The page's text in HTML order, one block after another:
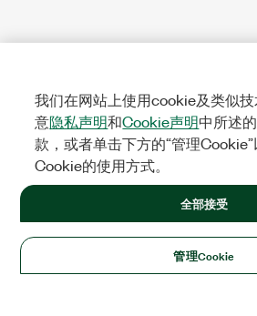
我们在网站上使用cookie及类似
意隐私声明和Cookie声明中所述
款，或者单击下方的“管理
Cookie的使用方式。
管理Cookie
全部接受